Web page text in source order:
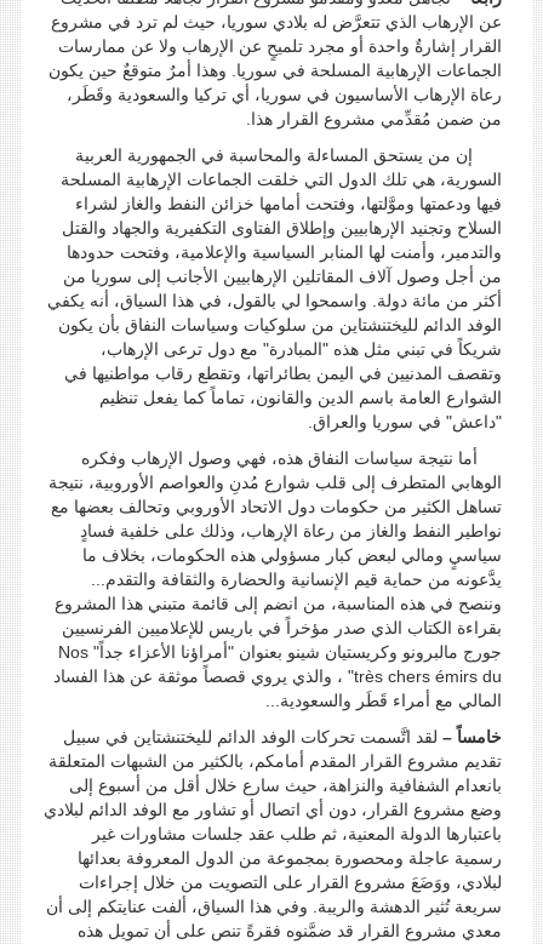
عن الإرهاب الذي تتعرَّض له بلادي سوريا، حيث لم ترد في مشروع
القرار إشارةٌ واحدة أو مجرد تلميحٍ عن الإرهاب ولا عن ممارسات
الجماعات الإرهابية المسلحة في سوريا. وهذا أمرٌ متوقعٌ حين يكون
رعاة الإرهاب الأساسيون في سوريا، أي تركيا والسعودية وقَطَر،
من ضمن مُقدِّمي مشروع القرار هذا.
إن من يستحق المساءلة والمحاسبة في الجمهورية العربية
السورية، هي تلك الدول التي خلقت الجماعات الإرهابية المسلحة
فيها ودعمتها وموَّلتها، وفتحت أمامها خزائن النفط والغاز لشراء
السلاح وتجنيد الإرهابيين وإطلاق الفتاوى التكفيرية والجهاد والقتل
والتدمير، وأمنت لها المنابر السياسية والإعلامية، وفتحت حدودها
من أجل وصول آلاف المقاتلين الإرهابيين الأجانب إلى سوريا من
أكثر من مائة دولة. واسمحوا لي بالقول، في هذا السياق، أنه يكفي
الوفد الدائم لليختنشتاين من سلوكيات وسياسات النفاق بأن يكون
شريكاً في تبني مثل هذه "المبادرة" مع دول ترعى الإرهاب،
وتقصف المدنيين في اليمن بطائراتها، وتقطع رقاب مواطنيها في
الشوارع العامة باسم الدين والقانون، تماماً كما يفعل تنظيم
"داعش" في سوريا والعراق.
أما نتيجة سياسات النفاق هذه، فهي وصول الإرهاب وفكره
الوهابي المتطرف إلى قلب شوارع مُدنِ والعواصم الأوروبية، نتيجة
تساهل الكثير من حكومات دول الاتحاد الأوروبي وتحالف بعضها مع
نواطير النفط والغاز من رعاة الإرهاب، وذلك على خلفية فسادٍ
سياسيٍ ومالي لبعض كبار مسؤولي هذه الحكومات، بخلاف ما
يدَّعونه من حماية قيم الإنسانية والحضارة والثقافة والتقدم...
وننصح في هذه المناسبة، من انضم إلى قائمة متبني هذا المشروع
بقراءة الكتاب الذي صدر مؤخراً في باريس للإعلاميين الفرنسيين
جورج مالبرونو وكريستيان شينو بعنوان "أمراؤنا الأعزاء جداً" Nos
très chers émirs du" ، والذي يروي قصصاً موثقة عن هذا الفساد
المالي مع أمراء قَطَر والسعودية...
خامساً –لقد اتَّسمت تحركات الوفد الدائم لليختنشتاين في سبيل
تقديم مشروع القرار المقدم أمامكم، بالكثير من الشبهات المتعلقة
بانعدام الشفافية والنزاهة، حيث سارع خلال أقل من أسبوع إلى
وضع مشروع القرار، دون أي اتصال أو تشاور مع الوفد الدائم لبلادي
باعتبارها الدولة المعنية، ثم طلب عقد جلسات مشاورات غير
رسمية عاجلة ومحصورة بمجموعة من الدول المعروفة بعدائها
لبلادي، ووَضَعَ مشروع القرار على التصويت من خلال إجراءات
سريعة تُثير الدهشة والريبة. وفي هذا السياق، ألفت عنايتكم إلى أن
معدي مشروع القرار قد ضمَّنوه فقرةً تنص على أن تمويل هذه